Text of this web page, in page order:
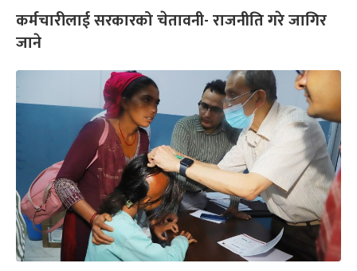
कर्मचारीलाई सरकारको चेतावनी- राजनीति गरे जागिर
जाने